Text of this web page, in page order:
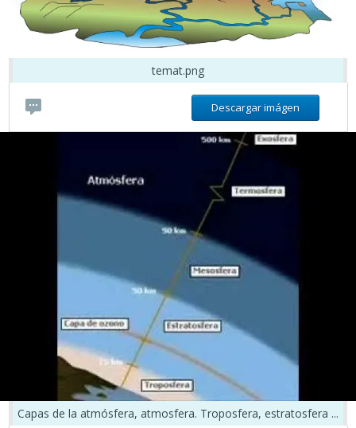
temat.png
Descargar imágen
Capas de la atmósfera, atmosfera. Troposfera, estratosfera ...